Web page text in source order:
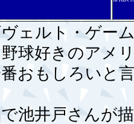
ェルト・ゲー
球好きのアメ
おもしろいと
池井戸さんが